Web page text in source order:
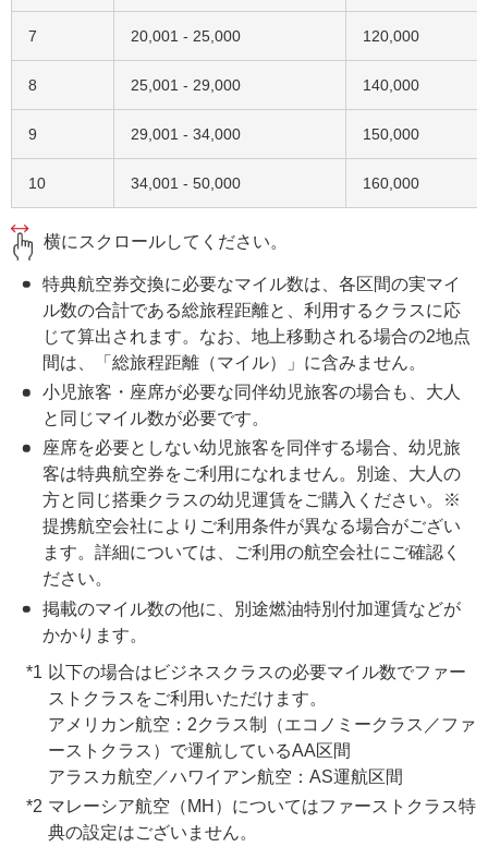
7 20,001 - 25,000 120,000
8 25,001 - 29,000 140,000
9 29,001 - 34,000 150,000
10 34,001 - 50,000 160,000
横にスクロールしてください。
特典航空券交換に必要なマイル数は、各区間の実マイ
ル数の合計である総旅程距離と、利用するクラスに応
じて算出されます。なお、地上移動される場合の2地点
間は、「総旅程距離（マイル）」に含みません。
小児旅客・座席が必要な同伴幼児旅客の場合も、大人
と同じマイル数が必要です。
座席を必要としない幼児旅客を同伴する場合、幼児旅
客は特典航空券をご利用になれません。別途、大人の
方と同じ搭乗クラスの幼児運賃をご購入ください。※
提携航空会社によりご利用条件が異なる場合がござい
ます。詳細については、ご利用の航空会社にご確認く
ださい。
掲載のマイル数の他に、別途燃油特別付加運賃などが
かかります。
以下の場合はビジネスクラスの必要マイル数でファー
ストクラスをご利用いただけます。
アメリカン航空：2クラス制（エコノミークラス／ファ
ーストクラス）で運航しているAA区間
アラスカ航空／ハワイアン航空：AS運航区間
マレーシア航空（MH）についてはファーストクラス特
典の設定はございません。